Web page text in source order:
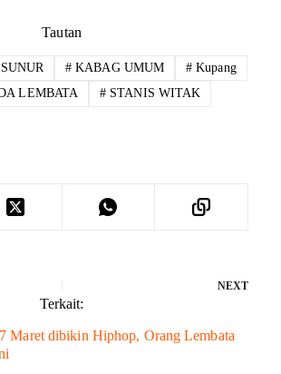
Tautan
# KABAG UMUM # Kupang
LEMBATA # STANIS WITAK
NEXT
Terkait:
Maret dibikin Hiphop, Orang Lembata